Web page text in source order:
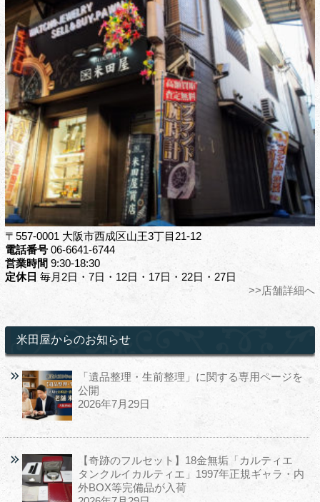
〒557-0001 大阪市西成区山王3丁目21-12
電話番号06-6641-6744
営業時間 9:30-18:30
定休日 毎月2日・7日・12日・17日・22日・27日
>>店舗詳細へ
米田屋からのお知らせ
「遺品整理・生前整理」に関する専用ページを
公開
2026年7月29日
【奇跡のフルセット】18金無垢「カルティエ
タンクルイカルティエ」1997年正規ギャラ・内
外BOX等完備品が入荷